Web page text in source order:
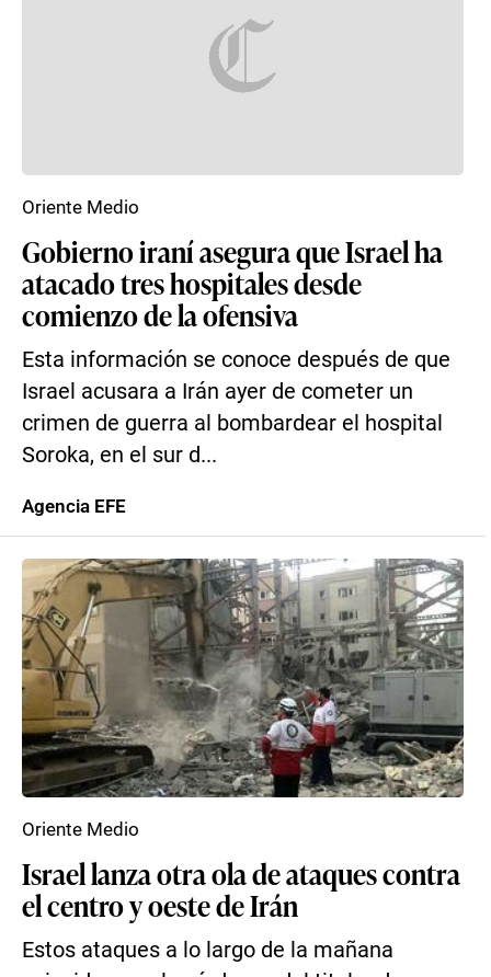
Gobierno iraní asegura que Israel ha
atacado tres hospitales desde
comienzo de la ofensiva
Esta información se conoce después de que
Israel acusara a Irán ayer de cometer un
crimen de guerra al bombardear el hospital
Soroka, en el sur d...
Oriente Medio
Agencia EFE
Israel lanza otra ola de ataques contra
el centro y oeste de Irán
Estos ataques a lo largo de la mañana
Oriente Medio